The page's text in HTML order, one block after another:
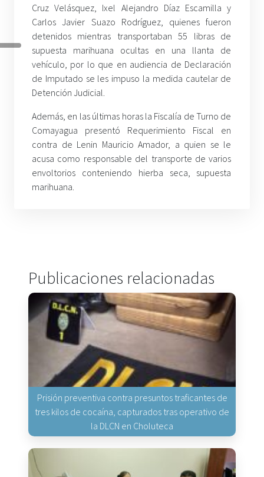
Cruz Velásquez, Ixel Alejandro Díaz Escamilla y
Carlos Javier Suazo Rodríguez, quienes fueron
detenidos mientras transportaban 55 libras de
supuesta marihuana ocultas en una llanta de
vehículo, por lo que en audiencia de Declaración
de Imputado se les impuso la medida cautelar de
Detención Judicial.
Además, en las últimas horas la Fiscalía de Turno de
Comayagua presentó Requerimiento Fiscal en
contra de Lenin Mauricio Amador, a quien se le
acusa como responsable del transporte de varios
envoltorios conteniendo hierba seca, supuesta
marihuana.
Publicaciones relacionadas
Prisión preventiva contra presuntos traficantes de
tres kilos de cocaína, capturados tras operativo de
la DLCN en Choluteca